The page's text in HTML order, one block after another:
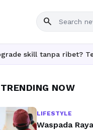
search
tanpa ribet? Temukan
TRENDING NOW
LIFESTYLE
Waspada